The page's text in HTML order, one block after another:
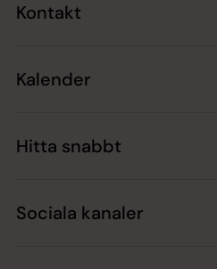
Kontakt
Kalender
Hitta snabbt
Sociala kanaler